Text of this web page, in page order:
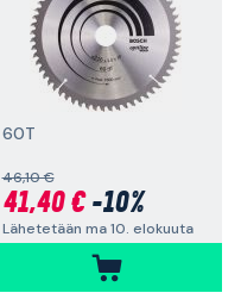
60T
46,10 €
41,40 €-10%
Lähetetään ma 10. elokuuta